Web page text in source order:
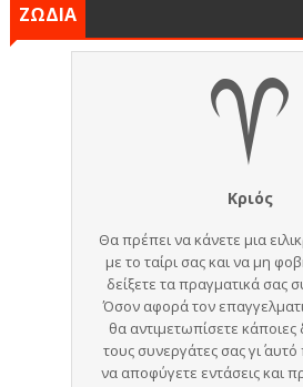
ΖΩΔΙΑ